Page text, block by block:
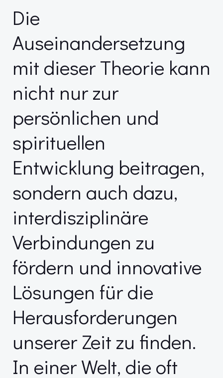
Die
Auseinandersetzung
mit dieser Theorie kann
nicht nur zur
persönlichen und
spirituellen
Entwicklung beitragen,
sondern auch dazu,
interdisziplinäre
Verbindungen zu
fördern und innovative
Lösungen für die
Herausforderungen
unserer Zeit zu finden.
In einer Welt, die oft